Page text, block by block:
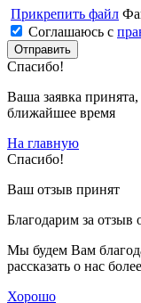
Прикрепить файл
Соглашаюсь с
Спасибо!
Ваша заявка
ближайшее время
На главную
Спасибо!
Ваш отзыв принят
Благодарим за
Мы будем Вам
рассказать о нас
Хорошо